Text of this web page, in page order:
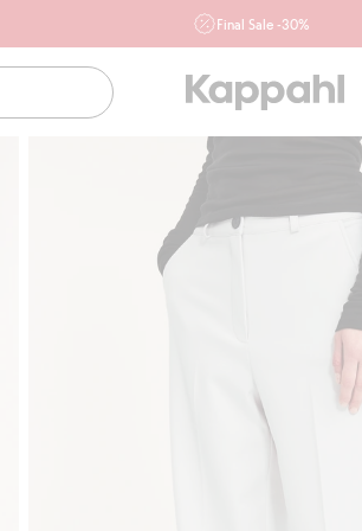
Final Sale -30%
ofertę, również z działu outlet do 10.8 w
Newbie oraz na kappahl.com. Ofert nie
Mężczyzna
Klubowiczu